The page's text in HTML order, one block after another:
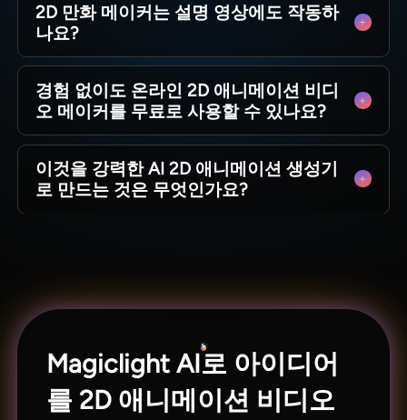
중요합니다. Magiclight AI를 사용하면 캐릭터가
장면 전반에 걸쳐 시각적으로 더 일관성을 유지하
여, 반복 출연하는 캐스트를 더 쉽게 따라갈 수 있
게 합니다.
2D 만화 메이커는 설명 영상에도 작동하
나요?
가능합니다. 특히 하나의 워크플로우가 둘 이상의
스타일을 지원할 때 그렇습니다. Magiclight AI에
서는 만화와 설명 영상 모두 동일한 흐름 안에서
제작될 수 있습니다.
경험 없이도 온라인 2D 애니메이션 비디
오 메이커를 무료로 사용할 수 있나요?
네. 초보자의 경우, Magiclight AI는 단계를 따라하
기 쉽게 유지하여 디자인 배경이 없어도 애니메이
션 영상 제작이 덜 부담스럽게 느껴지도록 합니다.
이것을 강력한 AI 2D 애니메이션 생성기
로 만드는 것은 무엇인가요?
다.
Magiclight AI로 아이디어
를 2D 애니메이션 비디오